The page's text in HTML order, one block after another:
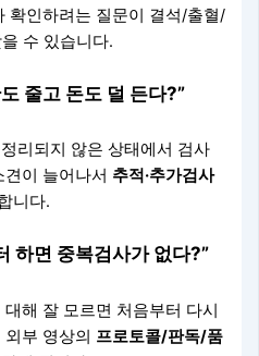
확인하려는 질문이 결석/출혈/
수 있습니다.
줄고 돈도 덜 든다?”
리되지 않은 상태에서 검사
이 늘어나서 추적·추가검사
니다.
하면 중복검사가 없다?”
해 잘 모르면 처음부터 다시
부 영상의 프로토콜/판독/품